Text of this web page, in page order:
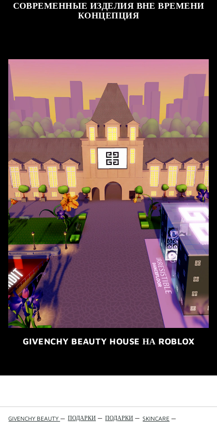
СОВРЕМЕННЫЕ ИЗДЕЛИЯ ВНЕ ВРЕМЕНИ
КОНЦЕПЦИЯ
GIVENCHY BEAUTY HOUSE НА ROBLOX
GIVENCHY BEAUTY — ПОДАРКИ — ПОДАРКИ — SKINCARE —